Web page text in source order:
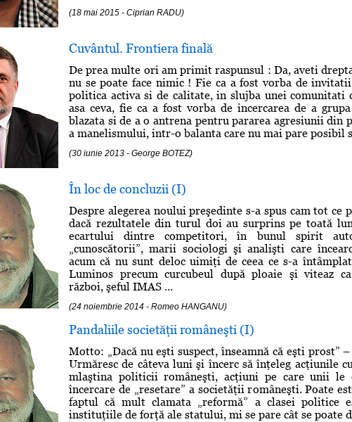
(18 mai 2015 - Ciprian RADU)
Cuvântul. Frontiera finală
De prea multe ori am primit raspunsul : Da, aveti
nu se poate face nimic ! Fie ca a fost vorba de
politica activa si de calitate, in slujba unei comunitati
asa ceva, fie ca a fost vorba de incercarea de a
blazata si de a o antrena pentru pararea agresiunii din
a manelismului, intr-o balanta care nu mai pare posibil
(30 iunie 2013 - George BOTEZ)
În loc de concluzii (I)
Despre alegerea noului preşedinte s-a spus cam tot ce
dacă rezultatele din turul doi au surprins pe toată
ecartului dintre competitori, în bunul spirit
„cunoscătorii”, marii sociologi şi analişti care
acum că nu sunt deloc uimiţi de ceea ce s-a
Luminos precum curcubeul după ploaie şi viteaz
război, şeful IMAS ...
(24 noiembrie 2014 - Romeo HANGANU)
Pandaliile societăţii româneşti (I)
Motto: „Dacă nu eşti suspect, înseamnă că eşti prost”
Urmăresc de câteva luni şi încerc să înţeleg acţiunile
mlaştina politicii româneşti, acţiuni pe care unii le
încercare de „resetare” a societăţii româneşti. Poate
faptul că mult clamata „reformă” a clasei politice
instituţiile de forţă ale statului, mi se pare cât se poate